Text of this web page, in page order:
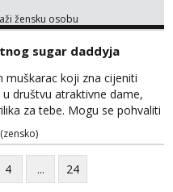
naknadu, trazim neku koja
seksa dobijes odmah na
ozbiljne da se javljaju one
po mracnim parkinzima,
žensku osobu
sugar daddyja
muškarac koji zna cijeniti
društvu atraktivne dame,
za tebe. Mogu se pohvaliti
dugom, njegovanom
Moje grudi su broj 4,a
skromnosti, prava top
i opušteno druženje je moj
4 ... 24